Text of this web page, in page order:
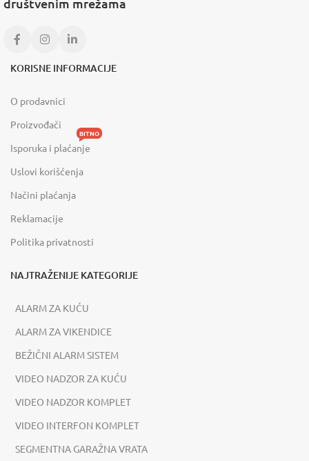
KORISNE INFORMACIJE
O prodavnici
Proizvođači
Isporuka i plaćanje
BITNO
Uslovi korišćenja
Načini plaćanja
Reklamacije
Politika privatnosti
NAJTRAŽENIJE KATEGORIJE
ALARM ZA KUĆU
ALARM ZA VIKENDICE
BEŽIČNI ALARM SISTEM
VIDEO NADZOR ZA KUĆU
VIDEO NADZOR KOMPLET
VIDEO INTERFON KOMPLET
SEGMENTNA GARAŽNA VRATA